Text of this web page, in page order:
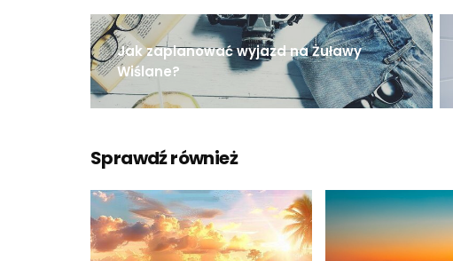
Jak zaplanować wyjazd na Żuławy
Wiślane?
Sprawdź również